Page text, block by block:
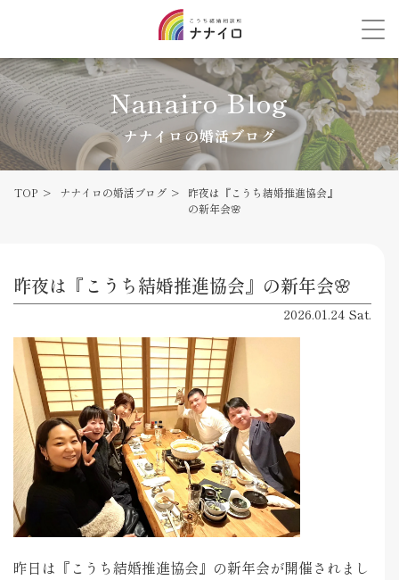
Nanairo Blog
ナナイロの婚活ブログ
TOP ナナイロの婚活ブログ
昨夜は『こうち結婚推進協会』
の新年会🌸
昨夜は『こうち結婚推進協会』の新年会🌸
2026.01.24 Sat.
昨日は『こうち結婚推進協会』の新年会が開催されまし